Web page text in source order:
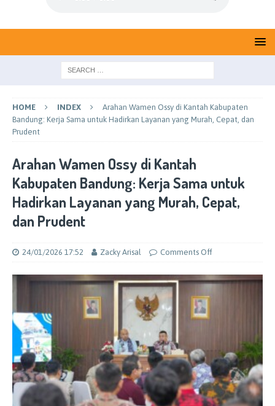
HOME INDEX
Arahan Wamen Ossy di Kantah Kabupaten
Bandung: Kerja Sama untuk Hadirkan Layanan yang Murah, Cepat, dan
Prudent
Arahan Wamen Ossy di Kantah
Kabupaten Bandung: Kerja Sama untuk
Hadirkan Layanan yang Murah, Cepat,
dan Prudent
24/01/2026 17:52 Zacky Arisal Comments Off